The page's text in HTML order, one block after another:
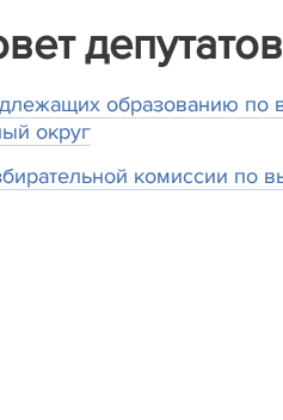
депутатов
образованию
округ
комиссии по